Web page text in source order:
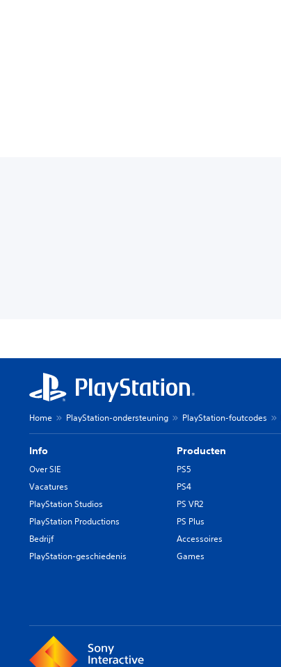
Home PlayStation-ondersteuning PlayStation-foutcodes
Info
Over SIE
Vacatures
PlayStation Studios
PlayStation Productions
Bedrijf
PlayStation-geschiedenis
Producten
PS5
PS4
PS VR2
PS Plus
Accessoires
Games